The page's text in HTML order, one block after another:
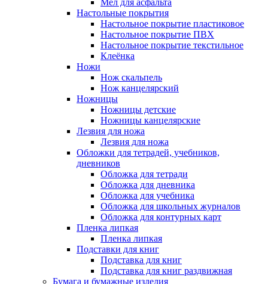
Мел для асфальта
Настольные покрытия
Настольное покрытие пластиковое
Настольное покрытие ПВХ
Настольное покрытие текстильное
Клеёнка
Ножи
Нож скальпель
Нож канцелярский
Ножницы
Ножницы детские
Ножницы канцелярские
Лезвия для ножа
Лезвия для ножа
Обложки для тетрадей, учебников,
дневников
Обложка для тетради
Обложка для дневника
Обложка для учебника
Обложка для школьных журналов
Обложка для контурных карт
Пленка липкая
Пленка липкая
Подставки для книг
Подставка для книг
Подставка для книг раздвижная
Бумага и бумажные изделия